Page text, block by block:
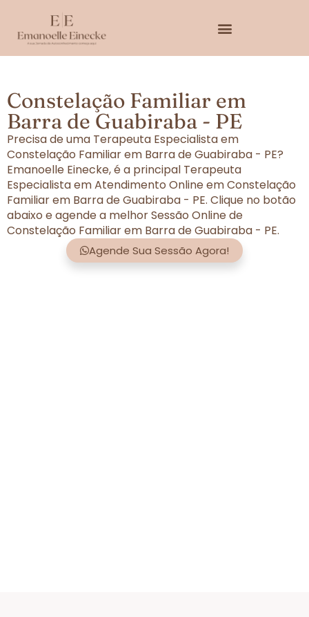
Constelação Familiar em
Barra de Guabiraba - PE
Precisa de uma Terapeuta Especialista em
Constelação Familiar em Barra de Guabiraba - PE?
Emanoelle Einecke, é a principal Terapeuta
Especialista em Atendimento Online em Constelação
Familiar em Barra de Guabiraba - PE. Clique no botão
abaixo e agende a melhor Sessão Online de
Constelação Familiar em Barra de Guabiraba - PE.
Agende Sua Sessão Agora!